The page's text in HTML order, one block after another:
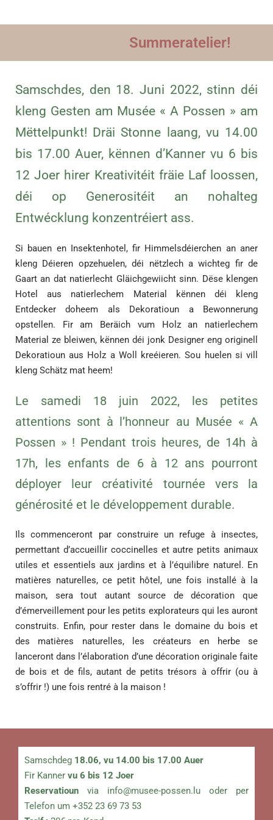
Summeratelier!
Samschdes, den 18. Juni 2022, stinn déi
kleng Gesten am Musée « A Possen » am
Mëttelpunkt! Dräi Stonne laang, vu 14.00
bis 17.00 Auer, kënnen d’Kanner vu 6 bis
12 Joer hirer Kreativitéit fräie Laf loossen,
déi op Generositéit an nohalteg
Entwécklung konzentréiert ass.
Si bauen en Insektenhotel, fir Himmelsdéierchen an aner
kleng Déieren opzehuelen, déi nëtzlech a wichteg fir de
Gaart an dat natierlecht Gläichgewiicht sinn. Dëse klengen
Hotel aus natierlechem Material kënnen déi kleng
Entdecker doheem als Dekoratioun a Bewonnerung
opstellen. Fir am Beräich vum Holz an natierlechem
Material ze bleiwen, kënnen déi jonk Designer eng originell
Dekoratioun aus Holz a Woll kreéieren. Sou huelen si vill
kleng Schätz mat heem!
Le samedi 18 juin 2022, les petites
attentions sont à l’honneur au Musée « A
Possen » ! Pendant trois heures, de 14h à
17h, les enfants de 6 à 12 ans pourront
déployer leur créativité tournée vers la
générosité et le développement durable.
Ils commenceront par construire un refuge à insectes,
permettant d’accueillir coccinelles et autre petits animaux
utiles et essentiels aux jardins et à l’équilibre naturel. En
matières naturelles, ce petit hôtel, une fois installé à la
maison, sera tout autant source de décoration que
d’émerveillement pour les petits explorateurs qui les auront
construits. Enfin, pour rester dans le domaine du bois et
des matières naturelles, les créateurs en herbe se
lanceront dans l’élaboration d’une décoration originale faite
de bois et de fils, autant de petits trésors à offrir (ou à
s’offrir !) une fois rentré à la maison !
Samschdeg 18.06, vu 14.00 bis 17.00 Auer
Fir Kanner vu 6 bis 12 Joer
Reservatioun via info@musee-possen.lu oder per
Telefon um +352 23 69 73 53